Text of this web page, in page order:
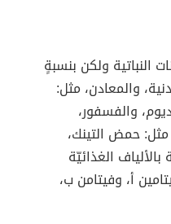
النباتية ولكن بنسبةٍ
والمعادن، مثل:
والفسفور،
حمض التينك،
الغذائيّة
أ، وفيتامن ب،